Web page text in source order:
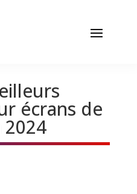
écrans de